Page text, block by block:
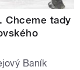
Chceme tady
Baník